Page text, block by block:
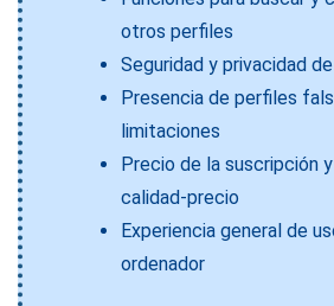
otros perfiles
Seguridad y privacidad
Presencia de perfiles
limitaciones
Precio de la suscripción
calidad-precio
Experiencia general de
ordenador